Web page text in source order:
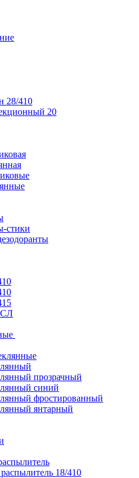
28/410
20
стики
прозрачный
синий
фростированный
янтарный
18/410